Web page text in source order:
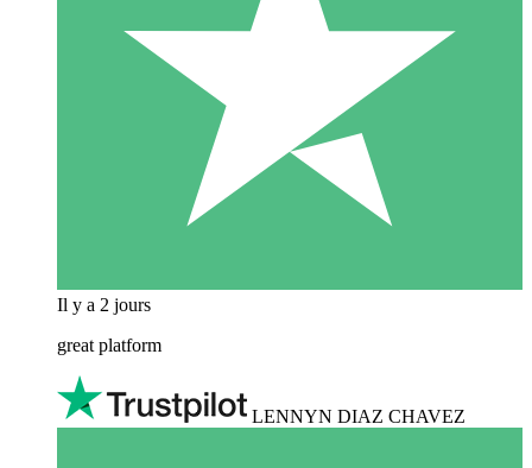
Il y a 2 jours
great platform
LENNYN DIAZ CHAVEZ